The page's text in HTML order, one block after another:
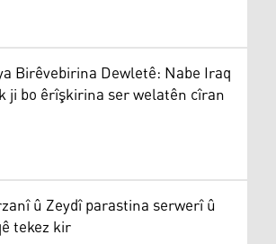
Birêvebirina Dewletê: Nabe Iraq
ji bo êrîşkirina ser welatên cîran
û Zeydî parastina serwerî û
tekez kir